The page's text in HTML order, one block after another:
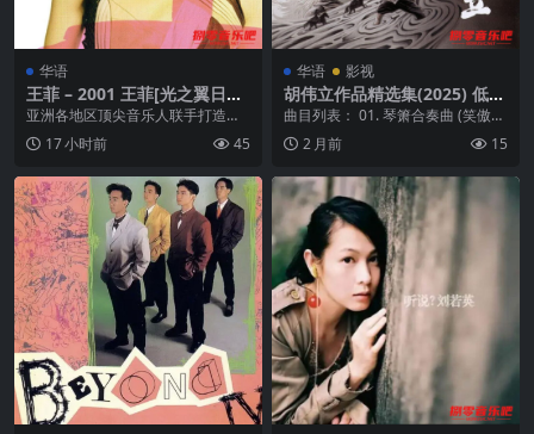
华语
王菲 – 2001 王菲[光之翼日本
版]
亚洲各地区顶尖音乐人联手打造王
菲年度钜作。 新专辑造型18世纪法
国古董衣华丽登场...
17 小时前 45
华语 影视
胡伟立作品精选集(2025) 低速
原抓WAV+CUE
曲目列表： 01. 琴箫合奏曲 (笑傲江
湖) 02. 慈宁宫森严 (鹿鼎记) 0...
2 月前 15